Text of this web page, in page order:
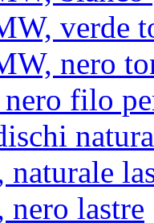
verde
nero
filo
naturale
nero lastre